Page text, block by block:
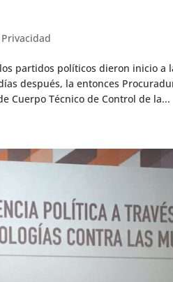
Privacidad
partidos políticos dieron inicio a
después, la entonces
Cuerpo Técnico de Control de la...